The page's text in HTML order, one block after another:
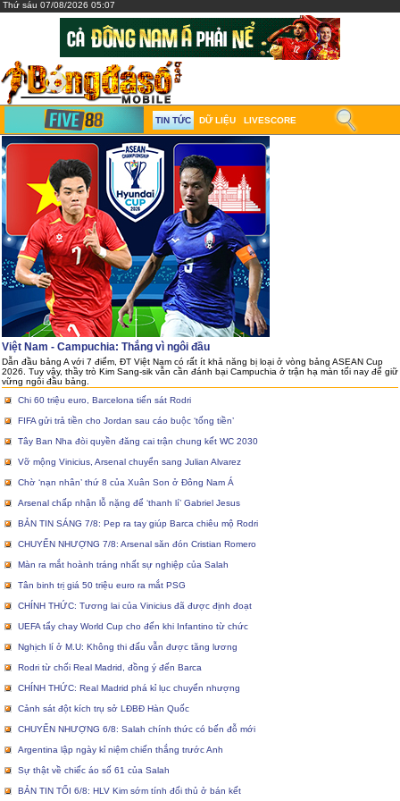
Thứ sáu 07/08/2026 05:07
TIN TỨC DỮ LIỆU LIVESCORE
Việt Nam - Campuchia: Thắng vì ngôi đầu
Dẫn đầu bảng A với 7 điểm, ĐT Việt Nam có rất ít khả năng bị loại ở vòng bảng ASEAN Cup
2026. Tuy vậy, thầy trò Kim Sang-sik vẫn cần đánh bại Campuchia ở trận hạ màn tối nay để giữ
vững ngôi đầu bảng.
Chi 60 triệu euro, Barcelona tiến sát Rodri
FIFA gửi trả tiền cho Jordan sau cáo buộc ‘tống tiền’
Tây Ban Nha đòi quyền đăng cai trận chung kết WC 2030
Vỡ mộng Vinicius, Arsenal chuyển sang Julian Alvarez
Chờ ‘nạn nhân’ thứ 8 của Xuân Son ở Đông Nam Á
Arsenal chấp nhận lỗ nặng để ‘thanh lí’ Gabriel Jesus
BẢN TIN SÁNG 7/8: Pep ra tay giúp Barca chiêu mộ Rodri
CHUYỂN NHƯỢNG 7/8: Arsenal săn đón Cristian Romero
Màn ra mắt hoành tráng nhất sự nghiệp của Salah
Tân binh trị giá 50 triệu euro ra mắt PSG
CHÍNH THỨC: Tương lai của Vinicius đã được định đoạt
UEFA tẩy chay World Cup cho đến khi Infantino từ chức
Nghịch lí ở M.U: Không thi đấu vẫn được tăng lương
Rodri từ chối Real Madrid, đồng ý đến Barca
CHÍNH THỨC: Real Madrid phá kỉ lục chuyển nhượng
Cảnh sát đột kích trụ sở LĐBĐ Hàn Quốc
CHUYỂN NHƯỢNG 6/8: Salah chính thức có bến đỗ mới
Argentina lập ngày kỉ niệm chiến thắng trước Anh
Sự thật về chiếc áo số 61 của Salah
BẢN TIN TỐI 6/8: HLV Kim sớm tính đối thủ ở bán kết